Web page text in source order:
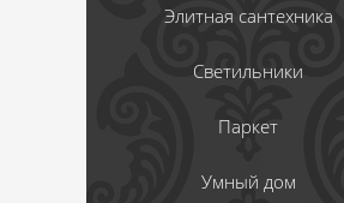
Элитная сантехника
Светильники
Паркет
Умный дом